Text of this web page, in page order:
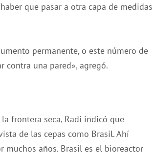
que pasar a otra capa de medidas
permanente, o este número de
contra una pared», agregó.
frontera seca, Radi indicó que
de las cepas como Brasil. Ahí
muchos años. Brasil es el bioreactor